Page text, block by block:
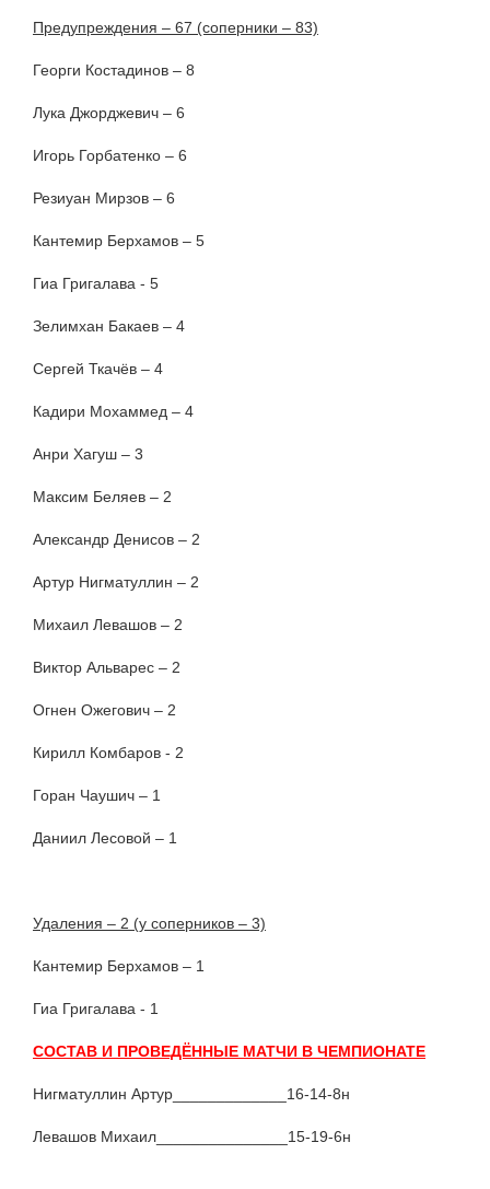
Предупреждения – 67 (соперники – 83)
Георги Костадинов – 8
Лука Джорджевич – 6
Игорь Горбатенко – 6
Резиуан Мирзов – 6
Кантемир Берхамов – 5
Гиа Григалава - 5
Зелимхан Бакаев – 4
Сергей Ткачёв – 4
Кадири Мохаммед – 4
Анри Хагуш – 3
Максим Беляев – 2
Александр Денисов – 2
Артур Нигматуллин – 2
Михаил Левашов – 2
Виктор Альварес – 2
Огнен Ожегович – 2
Кирилл Комбаров - 2
Горан Чаушич – 1
Даниил Лесовой – 1
Удаления – 2 (у соперников – 3)
Кантемир Берхамов – 1
Гиа Григалава - 1
СОСТАВ И ПРОВЕДЁННЫЕ МАТЧИ В ЧЕМПИОНАТЕ
Нигматуллин Артур_____________16-14-8н
Левашов Михаил_______________15-19-6н